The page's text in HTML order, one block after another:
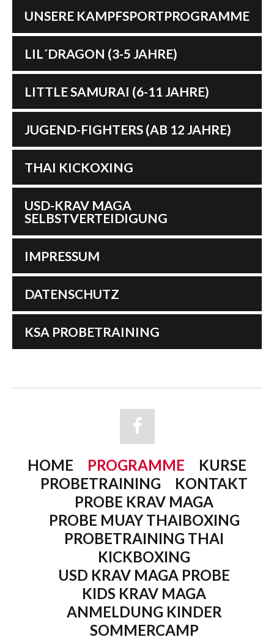
UNSERE KAMPFSPORTPROGRAMME
LIL´DRAGON (3-5 JAHRE)
LITTLE SAMURAI (6-11 JAHRE)
JUGEND-FIGHTERS (AB 12 JAHRE)
THAI KICKOXING
USD-KRAV MAGA
SELBSTVERTEIDIGUNG
IMPRESSUM
DATENSCHUTZ
KSA PROBETRAINING
HOME PROGRAMME
KURSE
PROBETRAINING
KONTAKT
PROBE KRAV MAGA
PROBE MUAY THAIBOXING
PROBETRAINING THAI
KICKBOXING
USD KRAV MAGA PROBE
KIDS KRAV MAGA
ANMELDUNG KINDER
SOMMERCAMP